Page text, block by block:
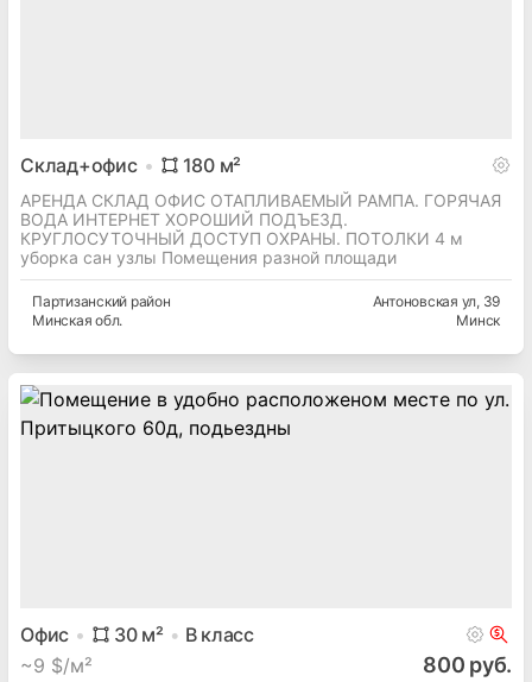
Склад+офис 180м²
АРЕНДА СКЛАД ОФИС ОТАПЛИВАЕМЫЙ РАМПА. ГОРЯЧАЯ
ВОДА ИНТЕРНЕТ ХОРОШИЙ ПОДЪЕЗД.
КРУГЛОСУТОЧНЫЙ ДОСТУП ОХРАНЫ. ПОТОЛКИ 4 м
уборка сан узлы Помещения разной площади
Партизанский район
Минская обл.
Антоновская ул, 39
Минск
Офис 30м² Bкласс
~9 $/м² 800 руб.